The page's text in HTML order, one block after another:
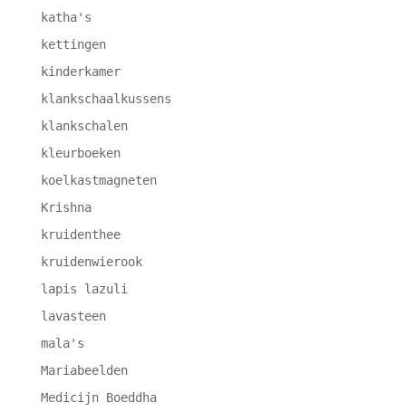
katha's
kettingen
kinderkamer
klankschaalkussens
klankschalen
kleurboeken
koelkastmagneten
Krishna
kruidenthee
kruidenwierook
lapis lazuli
lavasteen
mala's
Mariabeelden
Medicijn Boeddha